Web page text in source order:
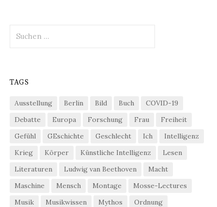
nach:
TAGS
Ausstellung Berlin Bild Buch
COVID-19
Debatte
Europa Forschung Frau
Freiheit
Gefühl
GEschichte Geschlecht Ich
Intelligenz
Krieg
Körper Künstliche Intelligenz
Lesen
Literaturen
Ludwig van Beethoven
Macht
Maschine
Mensch Montage
Mosse-Lectures
Musik
Musikwissen Mythos
Ordnung